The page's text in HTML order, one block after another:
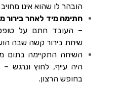
הובהר לו שהוא אינו
חתימה מיד לאחר בירור
– העובד חתם על
שיחת בירור קשה שבה
השיחה התקיימה בתום
היה עייף, לחוץ ונרגש
בחופש הרצון.